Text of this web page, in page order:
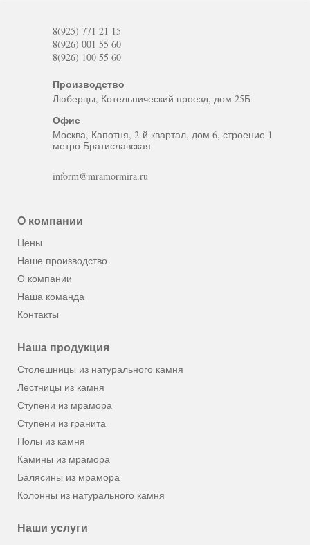
О компании
Цены
Наше производство
О компании
Наша команда
Контакты
Наша продукция
Столешницы из натурального камня
Лестницы из камня
Ступени из мрамора
Ступени из гранита
Полы из камня
Камины из мрамора
Балясины из мрамора
Колонны из натурального камня
Наши услуги
8(925) 771 21 15
8(926) 001 55 60
8(926) 100 55 60
Производство
Люберцы, Котельнический проезд, дом 25Б
Офис
Москва, Капотня, 2-й квартал, дом 6, строение 1
метро Братиславская
inform@mramormira.ru